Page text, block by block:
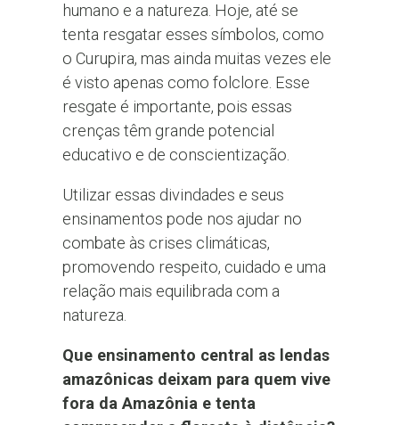
humano e a natureza. Hoje, até se
tenta resgatar esses símbolos, como
o Curupira, mas ainda muitas vezes ele
é visto apenas como folclore. Esse
resgate é importante, pois essas
crenças têm grande potencial
educativo e de conscientização.
Utilizar essas divindades e seus
ensinamentos pode nos ajudar no
combate às crises climáticas,
promovendo respeito, cuidado e uma
relação mais equilibrada com a
natureza.
Que ensinamento central as lendas
amazônicas deixam para quem vive
fora da Amazônia e tenta